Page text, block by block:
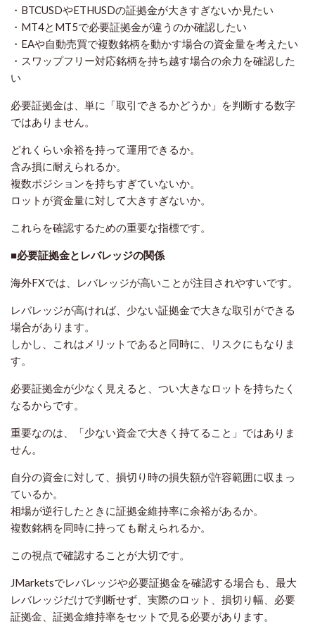
・BTCUSDやETHUSDの証拠金が大きすぎないか見たい
・MT4とMT5で必要証拠金が違うのか確認したい
・EAや自動売買で複数銘柄を動かす場合の資金量を考えたい
・スワップフリー対応銘柄を持ち越す場合の余力を確認した
い
必要証拠金は、単に「取引できるかどうか」を判断する数字
ではありません。
どれくらい余裕を持って運用できるか。
含み損に耐えられるか。
複数ポジションを持ちすぎていないか。
ロットが資金量に対して大きすぎないか。
これらを確認するための重要な指標です。
■必要証拠金とレバレッジの関係
海外FXでは、レバレッジが高いことが注目されやすいです。
レバレッジが高ければ、少ない証拠金で大きな取引ができる
場合があります。
しかし、これはメリットであると同時に、リスクにもなりま
す。
必要証拠金が少なく見えると、つい大きなロットを持ちたく
なるからです。
重要なのは、「少ない資金で大きく持てること」ではありま
せん。
自分の資金に対して、損切り時の損失額が許容範囲に収まっ
ているか。
相場が逆行したときに証拠金維持率に余裕があるか。
複数銘柄を同時に持っても耐えられるか。
この視点で確認することが大切です。
JMarketsでレバレッジや必要証拠金を確認する場合も、最大
レバレッジだけで判断せず、実際のロット、損切り幅、必要
証拠金、証拠金維持率をセットで見る必要があります。